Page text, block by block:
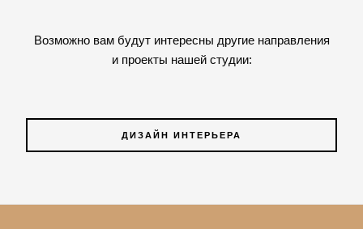
Возможно вам будут интересны другие направления
и проекты нашей студии:
ДИЗАЙН ИНТЕРЬЕРА